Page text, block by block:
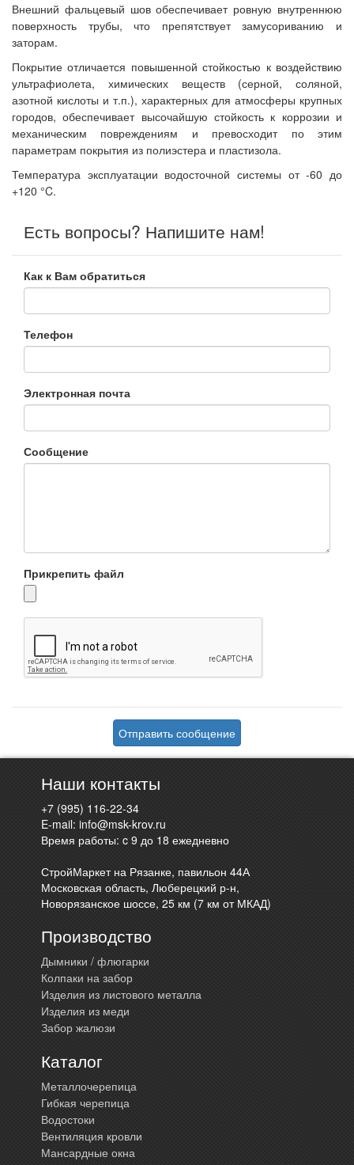
Внешний фальцевый шов обеспечивает ровную внутреннюю
поверхность трубы, что препятствует замусориванию и
заторам.
Покрытие отличается повышенной стойкостью к воздействию
ультрафиолета, химических веществ (серной, соляной,
азотной кислоты и т.п.), характерных для атмосферы крупных
городов, обеспечивает высочайшую стойкость к коррозии и
механическим повреждениям и превосходит по этим
параметрам покрытия из полиэстера и пластизола.
Температура эксплуатации водосточной системы от -60 до
+120 °C.
Есть вопросы? Напишите нам!
Как к Вам обратиться
Телефон
Электронная почта
Сообщение
Прикрепить файл
Отправить сообщение
Наши контакты
+7 (995) 116-22-34
E-mail:info@msk-krov.ru
Время работы: c 9 до 18 ежедневно
СтройМаркет на Рязанке, павильон 44А
Московская область, Люберецкий р-н,
Новорязанское шоссе, 25 км (7 км от МКАД)
Производство
Дымники / флюгарки
Колпаки на забор
Изделия из листового металла
Изделия из меди
Забор жалюзи
Каталог
Металлочерепица
Гибкая черепица
Водостоки
Вентиляция кровли
Мансардные окна